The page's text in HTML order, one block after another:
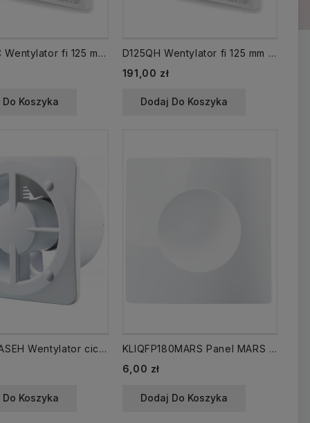
D125QWC Wentylator fi 125 mm /WC/ TIMER cichy, biały, łożyska kulowe, zawór zwrotny VENTS
Do Koszyka
D125QH Wentylator fi 125 mm TIMER + HIGROSTAT /WCH/ cichy, biały, zawór zwrotny, łożyska kulowe VENTS
191,00 zł
Dodaj Do Koszyka
KLIQ125BASEH Wentylator cichy fi 125 mm kulkowe /WCH/ TIMER HIGROSTAT
Do Koszyka
KLIQFP180MARS Panel MARS do wentylatora / kratki Kliq
6,00 zł
Dodaj Do Koszyka